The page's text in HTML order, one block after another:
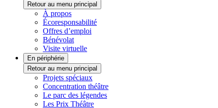
Retour au menu principal
À propos
Écoresponsabilité
Offres d’emploi
Bénévolat
Visite virtuelle
En périphérie
Retour au menu principal
Projets spéciaux
Concentration théâtre
Le parc des légendes
Les Prix Théâtre